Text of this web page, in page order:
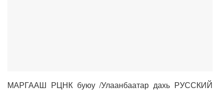
МАРГААШ РЦНК буюу /Улаанбаатар дахь РУССКИЙ